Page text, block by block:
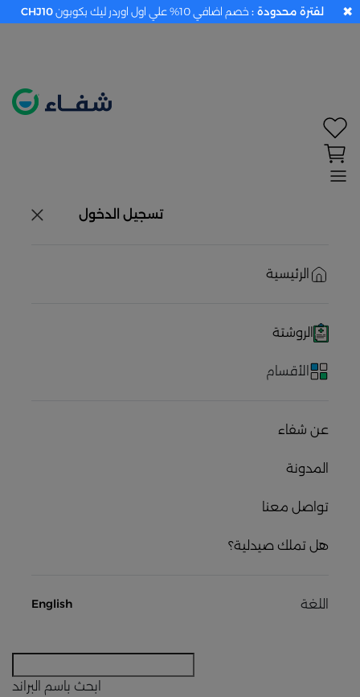
تسجيل الدخول
الرئيسية
الروشتة
الأقسام
عن شفاء
المدونة
تواصل معنا
هل تملك صيدلية؟
اللغة English
ابحث باسم البراند
×
لفترة محدودة : خصم اضافي 10% علي اول اوردر ليك بكوبون CHJ10 ✖